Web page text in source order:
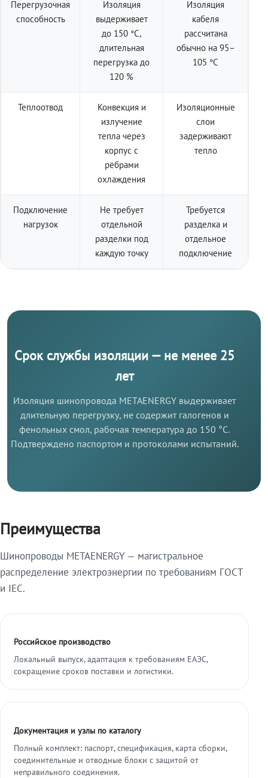
Перегрузочная
способность
Изоляция
выдерживает
до 150 °C,
длительная
перегрузка до
120 %
Изоляция
кабеля
рассчитана
обычно на 95–
105 °C
Теплоотвод
Конвекция и
излучение
тепла через
корпус с
рёбрами
охлаждения
Изоляционные
слои
задерживают
тепло
Подключение
нагрузок
Не требует
отдельной
разделки под
каждую точку
Требуется
разделка и
отдельное
подключение
Срок службы изоляции — не менее 25
лет
Изоляция шинопровода METAENERGY выдерживает
длительную перегрузку, не содержит галогенов и
фенольных смол, рабочая температура до 150 °C.
Подтверждено паспортом и протоколами испытаний.
Преимущества
Шинопроводы METAENERGY — магистральное
распределение электроэнергии по требованиям ГОСТ
и IEC.
Российское производство
Локальный выпуск, адаптация к требованиям ЕАЭС,
сокращение сроков поставки и логистики.
Документация и узлы по каталогу
Полный комплект: паспорт, спецификация, карта сборки,
соединительные и отводные блоки с защитой от
неправильного соединения.